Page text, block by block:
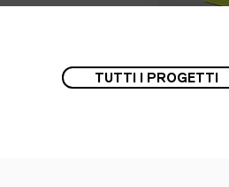
TUTTI I PROGETTI